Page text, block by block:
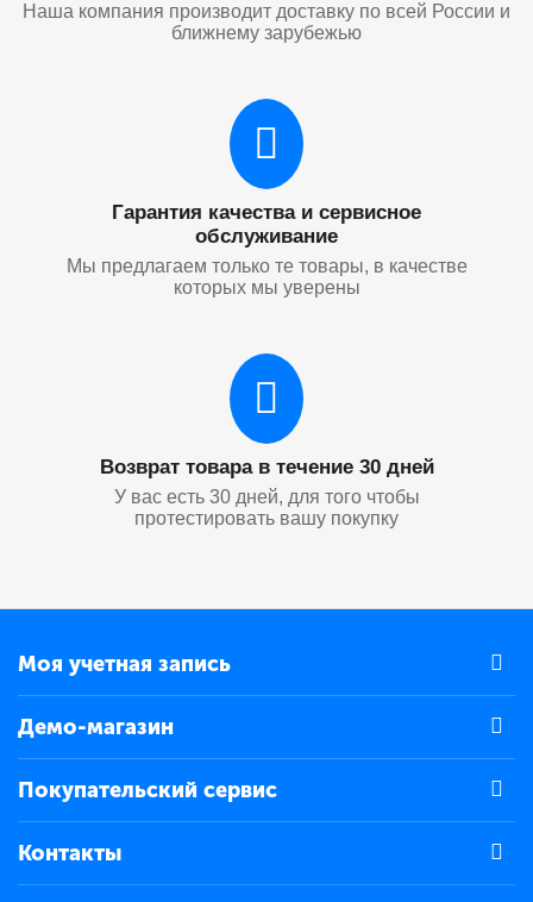
Наша компания производит доставку по всей России и
ближнему зарубежью
Гарантия качества и сервисное
обслуживание
Мы предлагаем только те товары, в качестве
которых мы уверены
Возврат товара в течение 30 дней
У вас есть 30 дней, для того чтобы
протестировать вашу покупку
Моя учетная запись
Демо-магазин
Покупательский сервис
Контакты